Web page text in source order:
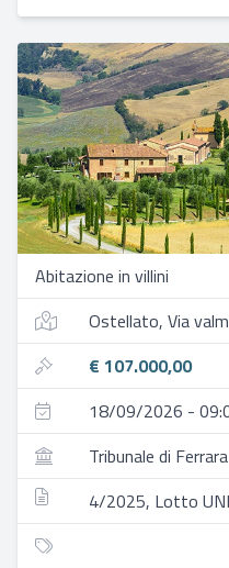
Abitazione in villini
Ostellato, Via
€ 107.000,00
18/09/2026 -
Tribunale di Ferrara
4/2025, Lotto